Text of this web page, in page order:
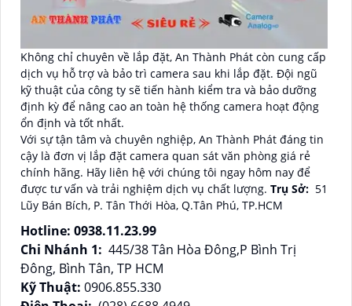
Không chỉ chuyên về lắp đặt, An Thành Phát còn cung cấp
dịch vụ hỗ trợ và bảo trì camera sau khi lắp đặt. Đội ngũ
kỹ thuật của công ty sẽ tiến hành kiểm tra và bảo dưỡng
định kỳ để nâng cao an toàn hệ thống camera hoạt động
ổn định và tốt nhất.
Với sự tận tâm và chuyên nghiệp, An Thành Phát đáng tin
cậy là đơn vị lắp đặt camera quan sát văn phòng giá rẻ
chính hãng. Hãy liên hệ với chúng tôi ngay hôm nay để
được tư vấn và trải nghiệm dịch vụ chất lượng. Trụ Sở: 51
Lũy Bán Bích, P. Tân Thới Hòa, Q.Tân Phú, TP.HCM
Hotline: 0938.11.23.99
Chi Nhánh 1: 445/38 Tân Hòa Đông,P Bình Trị
Đông, Bình Tân, TP HCM
Kỹ Thuật: 0906.855.330